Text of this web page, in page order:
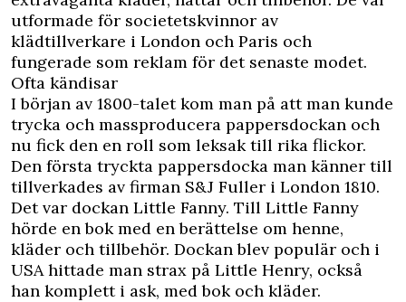
utformade för societetskvinnor av
klädtillverkare i London och Paris och
fungerade som reklam för det senaste modet.
Ofta kändisar
I början av 1800-talet kom man på att man kunde
trycka och massproducera pappersdockan och
nu fick den en roll som leksak till rika flickor.
Den första tryckta pappersdocka man känner till
tillverkades av firman S&J Fuller i London 1810.
Det var dockan Little Fanny. Till Little Fanny
hörde en bok med en berättelse om henne,
kläder och tillbehör. Dockan blev populär och i
USA hittade man strax på Little Henry, också
han komplett i ask, med bok och kläder.